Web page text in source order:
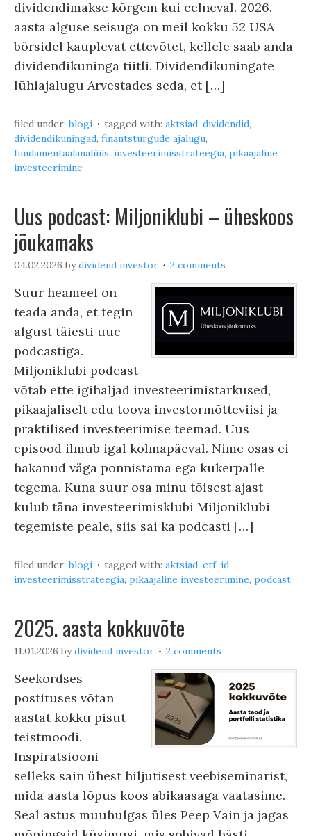
dividendimakse kõrgem kui eelneval. 2026.
aasta alguse seisuga on meil kokku 52 USA
börsidel kauplevat ettevõtet, kellele saab anda
dividendikuninga tiitli. Dividendikuningate
lühiajalugu Arvestades seda, et […]
filed under:blogi tagged with: aktsiad, dividendid,
dividendikuningad, finantsturgude ajalugu,
fundamentaalanalüüs, investeerimisstrateegia, pikaajaline
investeerimine
Uus podcast: Miljoniklubi – üheskoos
jõukamaks
04.02.2026 bydividend investor 2 comments
Suur heameel on
teada anda, et tegin
algust täiesti uue
podcastiga.
Miljoniklubi podcast
võtab ette igihaljad investeerimistarkused,
pikaajaliselt edu toova investormõtteviisi ja
praktilised investeerimise teemad. Uus
episood ilmub igal kolmapäeval. Nime osas ei
hakanud väga ponnistama ega kukerpalle
tegema. Kuna suur osa minu töisest ajast
kulub täna investeerimisklubi Miljoniklubi
tegemiste peale, siis sai ka podcasti […]
filed under:blogi tagged with: aktsiad, etf-id,
investeerimisstrateegia, pikaajaline investeerimine, podcast
2025. aasta kokkuvõte
11.01.2026 bydividend investor 2 comments
Seekordses
postituses võtan
aastat kokku pisut
teistmoodi.
Inspiratsiooni
selleks sain ühest hiljutisest veebiseminarist,
mida aasta lõpus koos abikaasaga vaatasime.
Seal astus muuhulgas üles Peep Vain ja jagas